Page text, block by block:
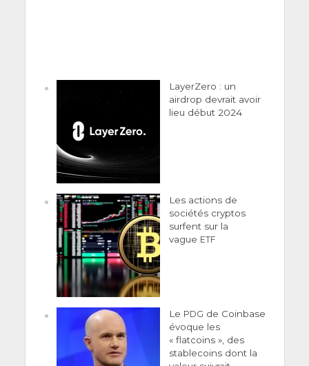
LayerZero : un
airdrop devrait avoir
lieu début 2024
Les actions de
sociétés cryptos
surfent sur la
vague ETF
Le PDG de Coinbase
évoque les
« flatcoins », des
stablecoins dont la